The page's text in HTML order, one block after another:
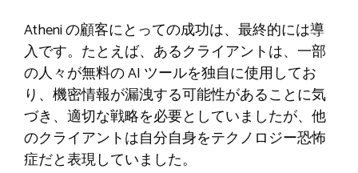
Atheni の顧客にとっての成功は、最終的には導
入です。たとえば、あるクライアントは、一部
の人々が無料の AI ツールを独自に使用してお
り、機密情報が漏洩する可能性があることに気
づき、適切な戦略を必要としていましたが、他
のクライアントは自分自身をテクノロジー恐怖
症だと表現していました。